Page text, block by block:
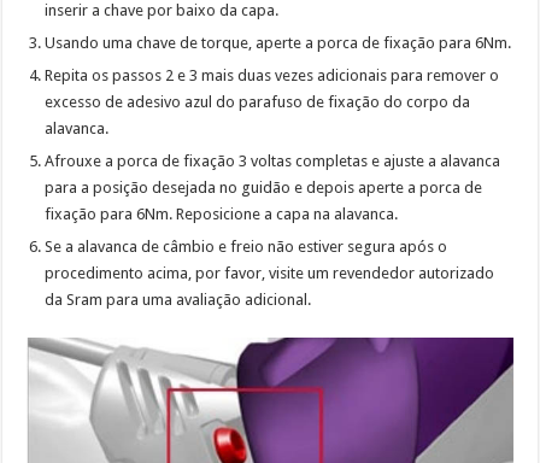
inserir a chave por baixo da capa.
Usando uma chave de torque, aperte a porca de fixação para 6Nm.
Repita os passos 2 e 3 mais duas vezes adicionais para remover o
excesso de adesivo azul do parafuso de fixação do corpo da
alavanca.
Afrouxe a porca de fixação 3 voltas completas e ajuste a alavanca
para a posição desejada no guidão e depois aperte a porca de
fixação para 6Nm. Reposicione a capa na alavanca.
Se a alavanca de câmbio e freio não estiver segura após o
procedimento acima, por favor, visite um revendedor autorizado
da Sram para uma avaliação adicional.